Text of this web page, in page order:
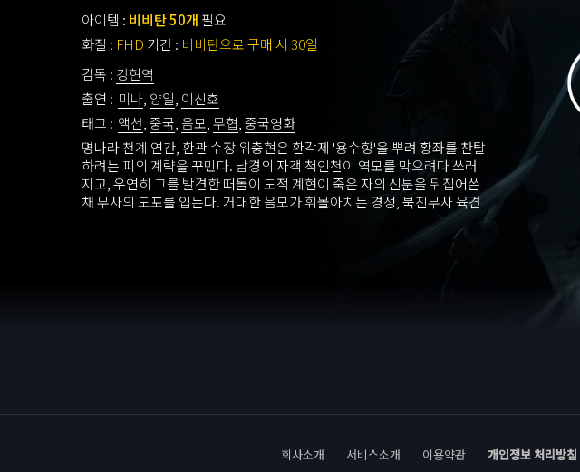
아이템 : 비비탄 50개 필요
화질 : FHD 기간 : 비비탄으로 구매 시 30일
감독 : 강현역
출연 : 미나 양일 이신호
태그 : 액션 중국 음모 무협 중국영화
명나라 천계 연간, 환관 수장 위충현은 환각제 '용수향'을 뿌려 황좌를 찬탈
하려는 피의 계략을 꾸민다. 남경의 자객 척인천이 역모를 막으려다 쓰러
지고, 우연히 그를 발견한 떠돌이 도적 계현이 죽은 자의 신분을 뒤집어쓴
채 무사의 도포를 입는다. 거대한 음모가 휘몰아치는 경성, 북진무사 육견
행과 손잡은 가짜 무사는 서서히 목을 죄어오는 술사들의 공격에 맞서 사투
를 벌인다. 속임수로 시작된 칼날이 천하를 구하기 위한 진검승부로 변모
회사소개 서비스소개 이용약관 개인정보 처리방침